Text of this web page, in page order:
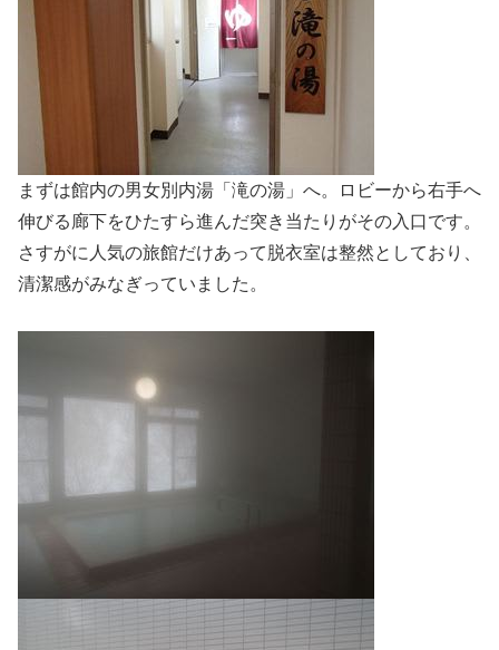
まずは館内の男女別内湯「滝の湯」へ。ロビーから右手へ
伸びる廊下をひたすら進んだ突き当たりがその入口です。
さすがに人気の旅館だけあって脱衣室は整然としており、
清潔感がみなぎっていました。